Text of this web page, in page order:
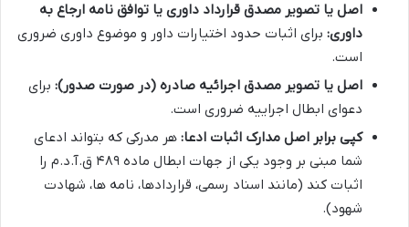
اصل یا تصویر مصدق قرارداد داوری یا توافق نامه ارجاع به
داوری: برای اثبات حدود اختیارات داور و موضوع داوری ضروری
است.
اصل یا تصویر مصدق اجرائیه صادره (در صورت صدور): برای
دعوای ابطال اجراییه ضروری است.
کپی برابر اصل مدارک اثبات ادعا: هر مدرکی که بتواند ادعای
شما مبنی بر وجود یکی از جهات ابطال ماده ۴۸۹ ق.آ.د.م را
اثبات کند (مانند اسناد رسمی، قراردادها، نامه ها، شهادت
شهود).